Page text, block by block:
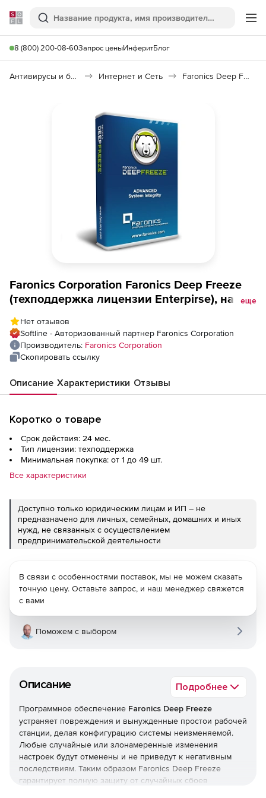
Softline
Поиск
8 (800) 200-08-60Запрос ценыИнферитБлог
Антивирусы и безопасность Интернет и Сеть Faronics Deep Freeze
Faronics Corporation Faronics Deep Freeze
(техподдержка лицензии Enterpirse), на 2еще
Нет отзывов
Softline - Авторизованный партнер Faronics Corporation
Производитель: Faronics Corporation
Скопировать ссылку
Описание Характеристики Отзывы
Коротко о товаре
Срок действия: 24 мес.
Тип лицензии: техподдержка
Минимальная покупка: от 1 до 49 шт.
Все характеристики
Доступно только юридическим лицам и ИП – не
предназначено для личных, семейных, домашних и иных
нужд, не связанных с осуществлением
предпринимательской деятельности
Описание Подробнее
Программное обеспечение Faronics Deep Freeze
устраняет повреждения и вынужденные простои рабочей
станции, делая конфигурацию системы неизменяемой.
Любые случайные или злонамеренные изменения
настроек будут отменены и не приведут к негативным
последствиям. Таким образом Faronics Deep Freeze
гарантирует полную защиту от случайных сбоев
В связи с особенностями поставок, мы не можем сказать
точную цену. Оставьте запрос, и наш менеджер свяжется
с вами
Поможем с выбором